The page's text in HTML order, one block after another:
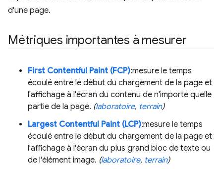
d'une page.
Métriques importantes à mesurer
First Contentful Paint (FCP):mesure le temps
écoulé entre le début du chargement de la page et
l'affichage à l'écran du contenu de n'importe quelle
partie de la page. (laboratoire, terrain)
Largest Contentful Paint (LCP):mesure le temps
écoulé entre le début du chargement de la page et
l'affichage à l'écran du plus grand bloc de texte ou
de l'élément image. (laboratoire, terrain)